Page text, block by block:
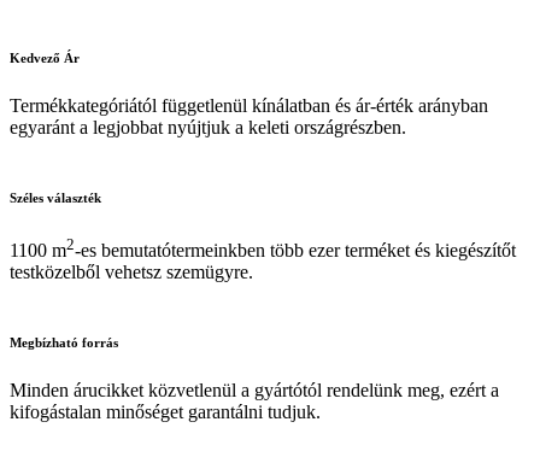
Kedvező Ár
Termékkategóriától függetlenül kínálatban és ár-érték arányban
egyaránt a legjobbat nyújtjuk a keleti országrészben.
Széles választék
1100 m2-es bemutatótermeinkben több ezer terméket és kiegészítőt
testközelből vehetsz szemügyre.
Megbízható forrás
Minden árucikket közvetlenül a gyártótól rendelünk meg, ezért a
kifogástalan minőséget garantálni tudjuk.